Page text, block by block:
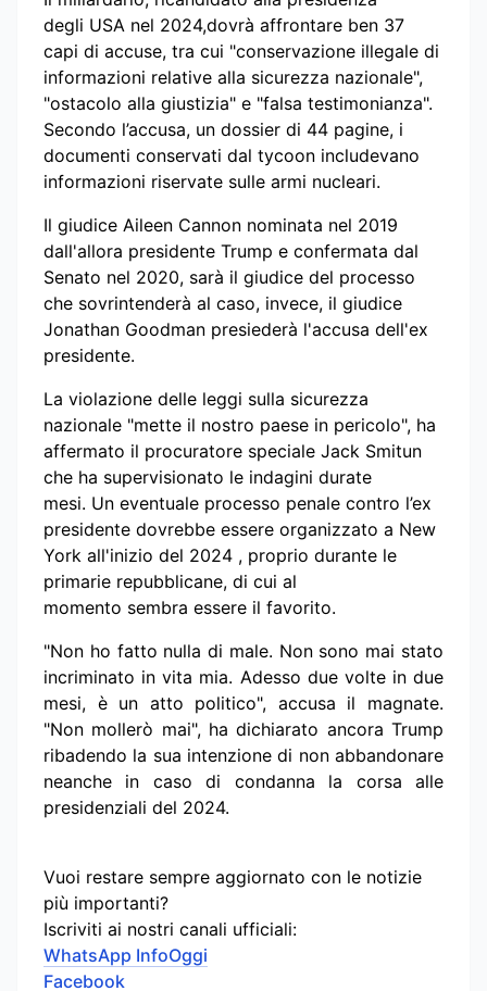
degli USA nel 2024,dovrà affrontare ben 37
capi di accuse, tra cui "conservazione illegale di
informazioni relative alla sicurezza nazionale",
"ostacolo alla giustizia" e "falsa testimonianza".
Secondo l’accusa, un dossier di 44 pagine, i
documenti conservati dal tycoon includevano
informazioni riservate sulle armi nucleari.
Il giudice Aileen Cannon nominata nel 2019
dall'allora presidente Trump e confermata dal
Senato nel 2020, sarà il giudice del processo
che sovrintenderà al caso, invece, il giudice
Jonathan Goodman presiederà l'accusa dell'ex
presidente.
La violazione delle leggi sulla sicurezza
nazionale "mette il nostro paese in pericolo", ha
affermato il procuratore speciale Jack Smitun
che ha supervisionato le indagini durate
mesi. Un eventuale processo penale contro l’ex
presidente dovrebbe essere organizzato a New
York all'inizio del 2024 , proprio durante le
primarie repubblicane, di cui al
momento sembra essere il favorito.
"Non ho fatto nulla di male. Non sono mai stato
incriminato in vita mia. Adesso due volte in due
mesi, è un atto politico", accusa il magnate.
"Non mollerò mai", ha dichiarato ancora Trump
ribadendo la sua intenzione di non abbandonare
neanche in caso di condanna la corsa alle
presidenziali del 2024.
Vuoi restare sempre aggiornato con le notizie
più importanti?
Iscriviti ai nostri canali ufficiali:
WhatsApp InfoOggi
Facebook